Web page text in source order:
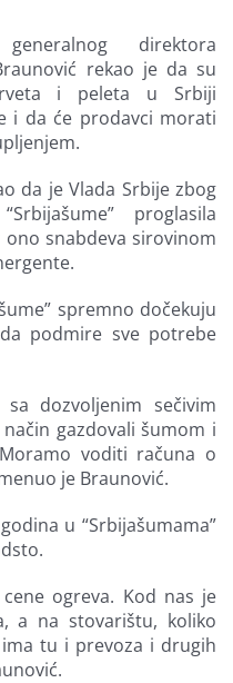
direktora
rekao je da su
i peleta u Srbiji
i da će prodavci morati
da je Vlada Srbije zbog
proglasila
snabdeva sirovinom
spremno dočekuju
podmire sve potrebe
dozvoljenim sečivim
gazdovali šumom i
voditi računa o
je Braunović.
u “Srbijašumama”
ogreva. Kod nas je
a na stovarištu, koliko
tu i prevoza i drugih